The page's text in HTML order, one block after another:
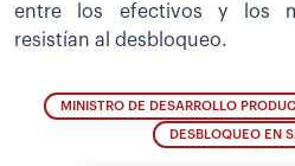
entre los efectivos y los
resistían al desbloqueo.
MINISTRO DE DESARROLLO
DESBLOQUEO EN